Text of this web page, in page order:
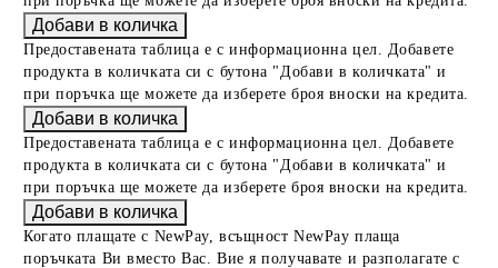
Предоставената таблица е с информационна цел. Добавете
продукта в количката си с бутона "Добави в количката" и
при поръчка ще можете да изберете броя вноски на кредита.
Предоставената таблица е с информационна цел. Добавете
продукта в количката си с бутона "Добави в количката" и
при поръчка ще можете да изберете броя вноски на кредита.
Когато плащате с NewPay, всъщност NewPay плаща
поръчката Ви вместо Вас. Вие я получавате и разполагате с